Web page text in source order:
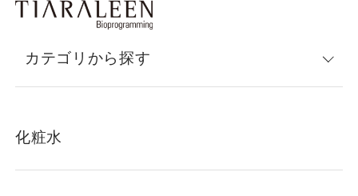
カテゴリから探す
化粧水